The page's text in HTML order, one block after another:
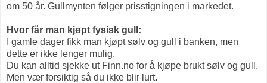
om 50 år. Gullmynten følger prisstigningen i markedet.
Hvor får man kjøpt fysisk gull:
I gamle dager fikk man kjøpt sølv og gull i banken, men
dette er ikke lenger mulig.
Du kan alltid sjekke ut Finn.no for å kjøpe brukt sølv og gull.
Men vær forsiktig så du ikke blir lurt.